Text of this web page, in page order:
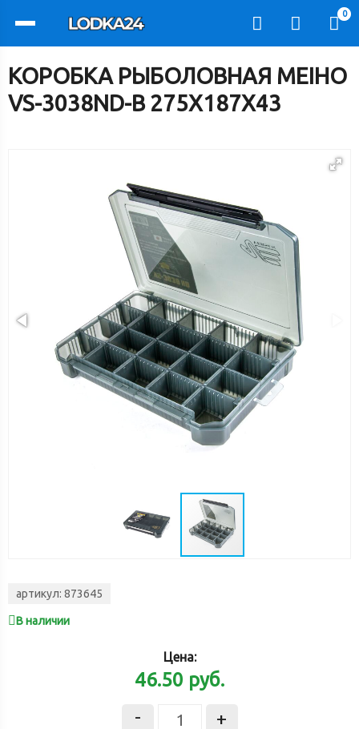
0
КОРОБКА РЫБОЛОВНАЯ MEIHO
VS-3038ND-B 275Х187Х43
артикул: 873645
В наличии
Цена:
46.50 руб.
- +